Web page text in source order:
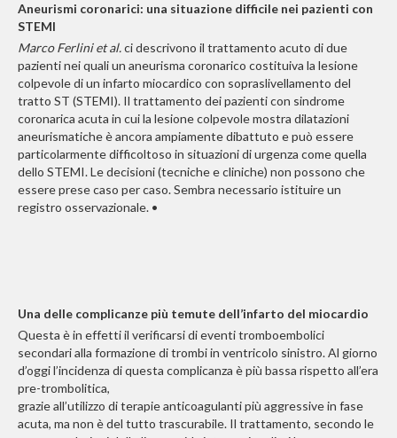
Aneurismi coronarici: una situazione difficile nei pazienti con
STEMI
Marco Ferlini et al.ci descrivono il trattamento acuto di due
pazienti nei quali un aneurisma coronarico costituiva la lesione
colpevole di un infarto miocardico con sopraslivellamento del
tratto ST (STEMI). Il trattamento dei pazienti con sindrome
coronarica acuta in cui la lesione colpevole mostra dilatazioni
aneurismatiche è ancora ampiamente dibattuto e può essere
particolarmente difficoltoso in situazioni di urgenza come quella
dello STEMI. Le decisioni (tecniche e cliniche) non possono che
essere prese caso per caso. Sembra necessario istituire un
registro osservazionale. •
Una delle complicanze più temute dell’infarto del miocardio
Questa è in effetti il verificarsi di eventi tromboembolici
secondari alla formazione di trombi in ventricolo sinistro. Al giorno
d’oggi l’incidenza di questa complicanza è più bassa rispetto all’era
pre-trombolitica,
grazie all’utilizzo di terapie anticoagulanti più aggressive in fase
acuta, ma non è del tutto trascurabile. Il trattamento, secondo le